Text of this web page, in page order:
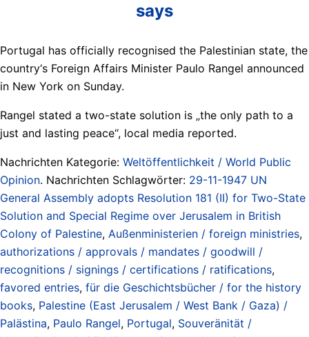
says
Portugal has officially recognised the Palestinian state, the
country‘s Foreign Affairs Minister Paulo Rangel announced
in New York on Sunday.
Rangel stated a two-state solution is „the only path to a
just and lasting peace“, local media reported.
Nachrichten Kategorie: Weltöffentlichkeit / World Public
Opinion. Nachrichten Schlagwörter: 29-11-1947 UN
General Assembly adopts Resolution 181 (II) for Two-State
Solution and Special Regime over Jerusalem in British
Colony of Palestine, Außenministerien / foreign ministries,
authorizations / approvals / mandates / goodwill /
recognitions / signings / certifications / ratifications,
favored entries, für die Geschichtsbücher / for the history
books, Palestine (East Jerusalem / West Bank / Gaza) /
Palästina, Paulo Rangel, Portugal, Souveränität /